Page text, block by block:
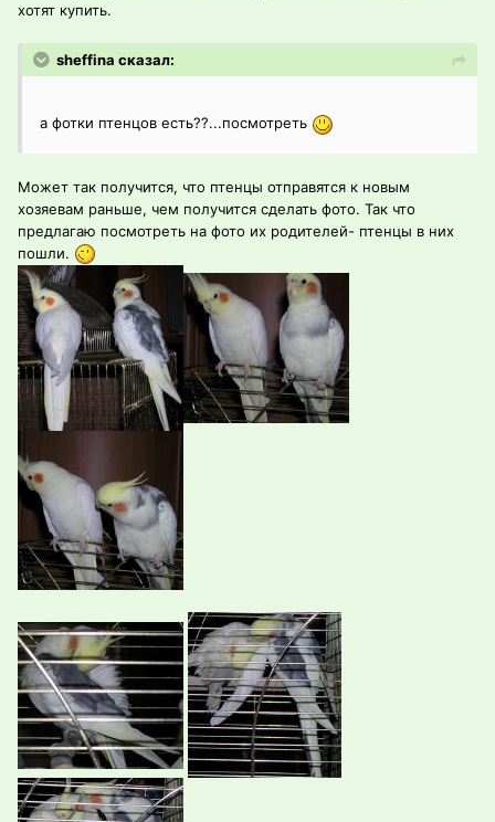
хотят купить.
sheffina сказал:
а фотки птенцов есть??...посмотреть
Может так получится, что птенцы отправятся к новым
хозяевам раньше, чем получится сделать фото. Так что
предлагаю посмотреть на фото их родителей- птенцы в них
пошли.